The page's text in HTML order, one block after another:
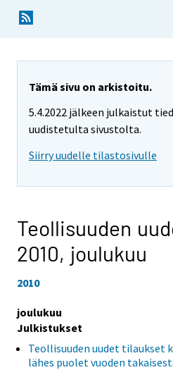
Tämä sivu on arkistoitu.
5.4.2022 jälkeen julkaistut
uudistetulta sivustolta.
Siirry uudelle tilastosivulle
Teollisuuden
2010, joulukuu
2010
joulukuu
Julkistukset
Teollisuuden uudet tilaukset
lähes puolet vuoden